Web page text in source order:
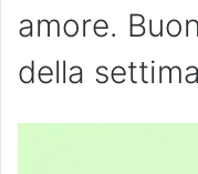
amore.
della